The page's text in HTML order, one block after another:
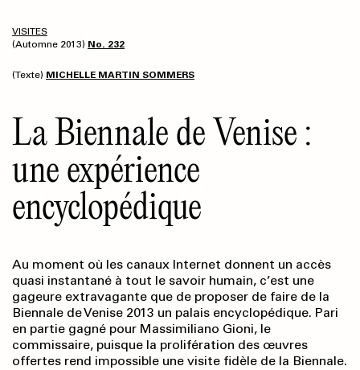
VISITES
(Automne 2013) No. 232
(Texte) MICHELLE MARTIN SOMMERS
La Biennale de Venise :
une expérience
encyclopédique
Au moment où les canaux Internet donnent un accès
quasi instantané à tout le savoir humain, c’est une
gageure extravagante que de proposer de faire de la
Biennale de Venise 2013 un palais encyclopédique. Pari
en partie gagné pour Massimiliano Gioni, le
commissaire, puisque la prolifération des œuvres
offertes rend impossible une visite fidèle de la Biennale.